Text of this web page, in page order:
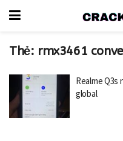
Thẻ: rmx3461
Realme Q3s
global